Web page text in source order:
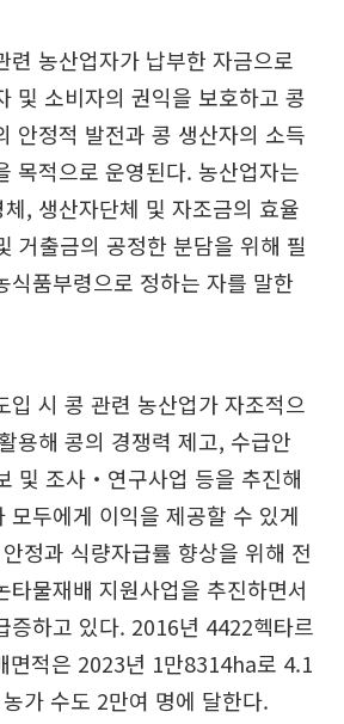
련 농산업자가 납부한 자금으로
및 소비자의 권익을 보호하고 콩
안정적 발전과 콩 생산자의 소득
목적으로 운영된다. 농산업자는
, 생산자단체 및 자조금의 효율
거출금의 공정한 분담을 위해 필
식품부령으로 정하는 자를 말한
입 시 콩 관련 농산업가 자조적으
용해 콩의 경쟁력 제고, 수급안
및 조사‧연구사업 등을 추진해
모두에게 이익을 제공할 수 있게
정과 식량자급률 향상을 위해 전
타물재배 지원사업을 추진하면서
증하고 있다. 2016년 4422헥타르
면적은 2023년 1만8314ha로 4.1
가 수도 2만여 명에 달한다.